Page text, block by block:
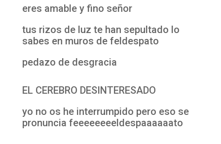
eres amable y fino señor
tus rizos de luz te han sepultado lo
sabes en muros de feldespato
pedazo de desgracia
EL CEREBRO DESINTERESADO
yo no os he interrumpido pero eso se
pronuncia feeeeeeeeldespaaaaaato